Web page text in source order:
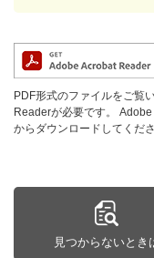
PDF形式のファイルをご覧
Readerが必要です。
Adobe
からダウンロードしてくだ
見つからないとき